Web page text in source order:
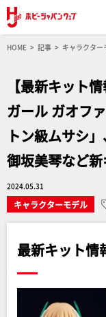
HOME 記事 キャラクター
【最新キット
ガール ガオフ
トン級ムサシ
御坂美琴など
2024.05.31
キャラクターモデル
最新キット情